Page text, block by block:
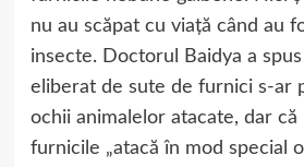
nu au scăpat cu viață când au
insecte. Doctorul Baidya a
eliberat de sute de furnici s-ar
ochii animalelor atacate, dar că
furnicile „atacă în mod special